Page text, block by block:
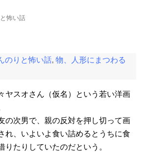
怖い話
のりと怖い話,物、人形にまつわる
ヤスオさん（仮名）という若い洋画
の次男で、親の反対を押し切って画
れ、いよいよ食い詰めるとうちに食
りたりしていたのだという。